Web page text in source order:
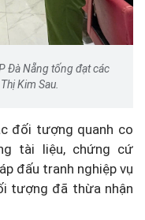
Đà Nẵng tống đạt các
Kim Sau.
đối tượng quanh co
tài liệu, chứng cứ
đấu tranh nghiệp vụ
tượng đã thừa nhận